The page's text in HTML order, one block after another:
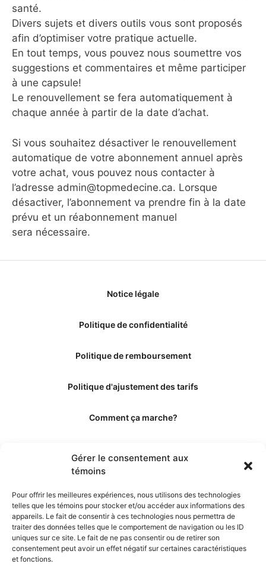
Gérer le consentement aux
témoins
Pour offrir les meilleures expériences, nous utilisons des technologies
telles que les témoins pour stocker et/ou accéder aux informations des
appareils. Le fait de consentir à ces technologies nous permettra de
traiter des données telles que le comportement de navigation ou les ID
uniques sur ce site. Le fait de ne pas consentir ou de retirer son
consentement peut avoir un effet négatif sur certaines caractéristiques
et fonctions.
santé.
Divers sujets et divers outils vous sont proposés
afin d’optimiser votre pratique actuelle.
En tout temps, vous pouvez nous soumettre vos
suggestions et commentaires et même participer
à une capsule!
Le renouvellement se fera automatiquement à
chaque année à partir de la date d’achat.
Si vous souhaitez désactiver le renouvellement
automatique de votre abonnement annuel après
votre achat, vous pouvez nous contacter à
l’adresse admin@topmedecine.ca. Lorsque
désactiver, l’abonnement va prendre fin à la date
prévu et un réabonnement manuel
sera nécessaire.
Notice légale
Politique de confidentialité
Politique de remboursement
Politique d'ajustement des tarifs
Comment ça marche?
Les éditeurs
Les experts et collaborateurs